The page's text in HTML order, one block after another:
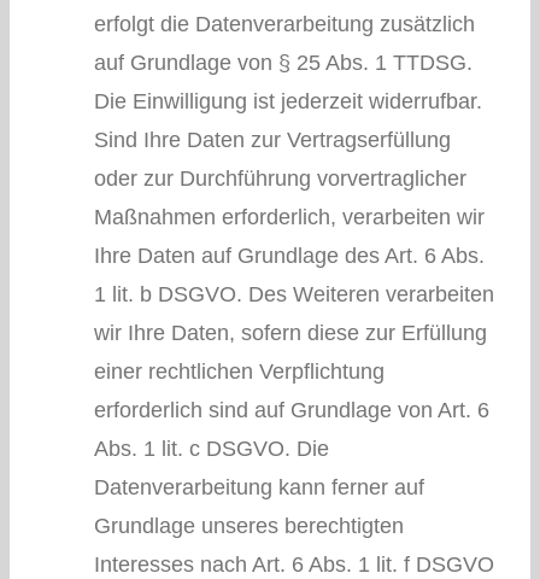
erfolgt die Datenverarbeitung zusätzlich
auf Grundlage von § 25 Abs. 1 TTDSG.
Die Einwilligung ist jederzeit widerrufbar.
Sind Ihre Daten zur Vertragserfüllung
oder zur Durchführung vorvertraglicher
Maßnahmen erforderlich, verarbeiten wir
Ihre Daten auf Grundlage des Art. 6 Abs.
1 lit. b DSGVO. Des Weiteren verarbeiten
wir Ihre Daten, sofern diese zur Erfüllung
einer rechtlichen Verpflichtung
erforderlich sind auf Grundlage von Art. 6
Abs. 1 lit. c DSGVO. Die
Datenverarbeitung kann ferner auf
Grundlage unseres berechtigten
Interesses nach Art. 6 Abs. 1 lit. f DSGVO